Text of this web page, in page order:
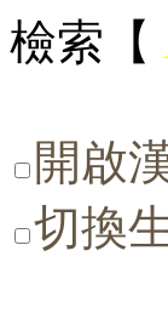
檢索【
開啟
切換